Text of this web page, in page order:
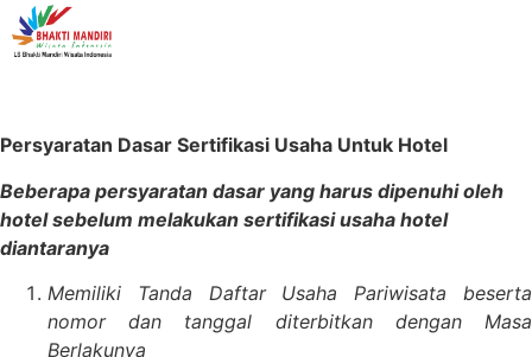
Pendaftaran Online
Persyaratan Dasar Sertifikasi Usaha Untuk Hotel
Beberapa persyaratan dasar yang harus dipenuhi oleh
hotel sebelum melakukan sertifikasi usaha hotel
diantaranya
Memiliki Tanda Daftar Usaha Pariwisata beserta
nomor dan tanggal diterbitkan dengan Masa
Berlakunya